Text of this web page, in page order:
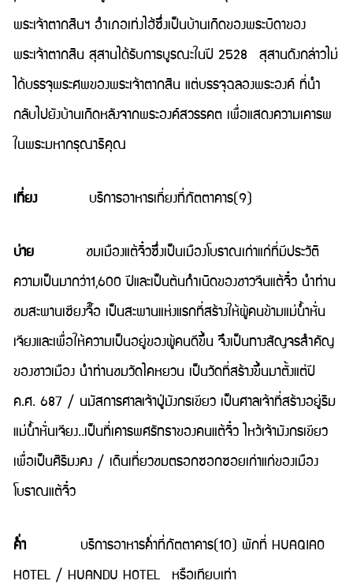
พระเจ้าตากสินฯ อำเภอเท่งไฮ้ซึ่งเป็นบ้านเกิดของพระบิดาของ
พระเจ้าตากสิน สุสานได้รับการบูรณะในปี 2528 สุสานดังกล่าวไม่
ได้บรรจุพระศพของพระเจ้าตากสิน แต่บรรจุฉลองพระองค์ ที่นำ
กลับไปยังบ้านเกิดหลังจากพระองค์สวรรคต เพื่อแสดงความเคารพ
ในพระมหากรุณาธิคุณ
เที่ยงบริการอาหารเที่ยงที่ภัตตาคาร(9)
บ่าย ชมเมืองแต้จิ๋วซึ่งเป็นเมืองโบราณเก่าแก่ที่มีประวัติ
ความเป็นมากว่า1,600 ปีและเป็นต้นกำเนิดของชาวจีนแต้จิ๋ว นำท่าน
ชมสะพานเซียงจื๊อ เป็นสะพานแห่งแรกที่สร้างให้ผู้คนข้ามแม่น้ำหั่น
เจียงและเพื่อให้ความเป็นอยู่ของผู้คนดีขึ้น จึงเป็นทางสัญจรสำคัญ
ของชาวเมือง นำท่านชมวัดไคหยวน เป็นวัดที่สร้างขึ้นมาตั้งแต่ปี
ค.ศ. 687 / นมัสการศาลเจ้าปู่มังกรเขียว เป็นศาลเจ้าที่สร้างอยู่ริม
แม่น้ำหั่นเจียง..เป็นที่เคารพศรัทธาของคนแต้จิ๋ว ไหว้เจ้ามังกรเขียว
เพื่อเป็นศิริมงคง / เดินเที่ยวชมตรอกซอกซอยเก่าแก่ของเมือง
โบราณแต้จิ๋ว
ค่ำบริการอาหารค่ำที่ภัตตาคาร(10) พักที่ HUAQIAO
HOTEL / HUANDU HOTEL หรือเทียบเท่า